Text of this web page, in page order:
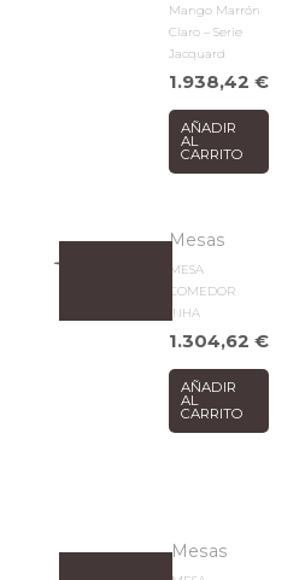
Mango Marrón
Claro – Serie
Jacquard
1.938,42€
AÑADIR
AL
CARRITO
Mesas
MESA
COMEDOR
INHA
1.304,62€
AÑADIR
AL
CARRITO
Mesas